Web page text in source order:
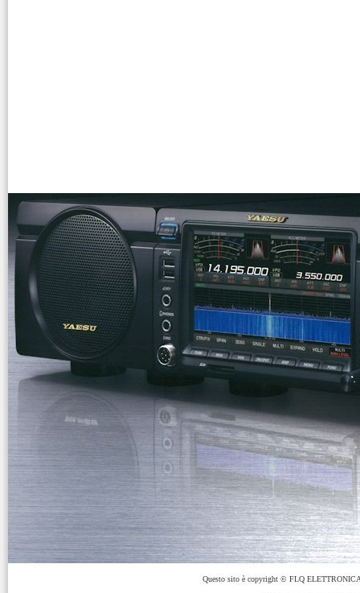
Questo sito è copyright © FLQ